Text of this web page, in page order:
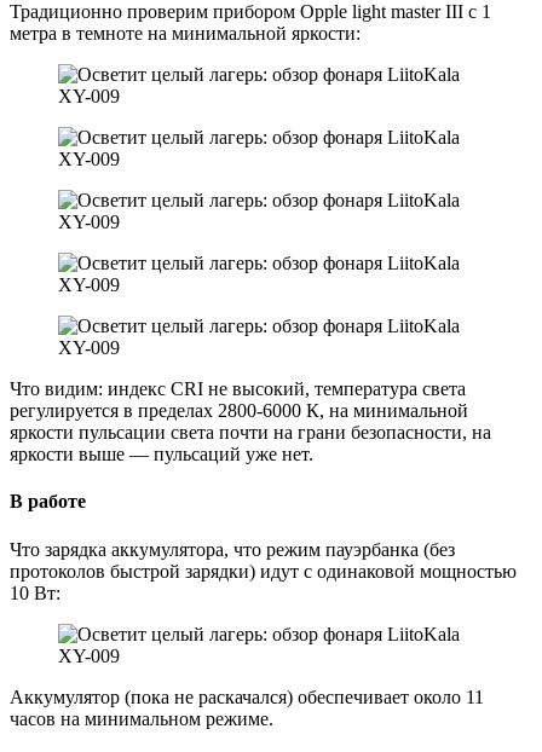
Традиционно проверим прибором Opple light master III с 1
метра в темноте на минимальной яркости:
Что видим: индекс CRI не высокий, температура света
регулируется в пределах 2800-6000 К, на минимальной
яркости пульсации света почти на грани безопасности, на
яркости выше — пульсаций уже нет.
В работе
Что зарядка аккумулятора, что режим пауэрбанка (без
протоколов быстрой зарядки) идут с одинаковой мощностью
10 Вт:
Аккумулятор (пока не раскачался) обеспечивает около 11
часов на минимальном режиме.